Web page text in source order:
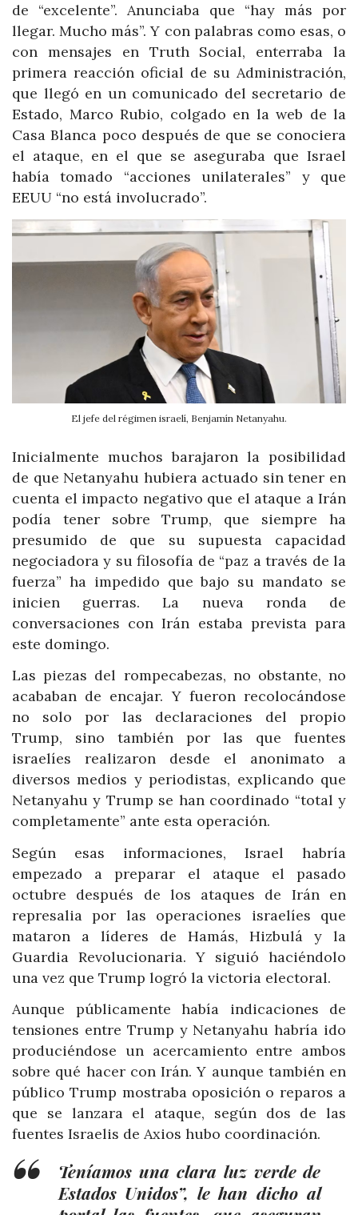
de “excelente”. Anunciaba que “hay más por
llegar. Mucho más”. Y con palabras como esas, o
con mensajes en Truth Social, enterraba la
primera reacción oficial de su Administración,
que llegó en un comunicado del secretario de
Estado, Marco Rubio, colgado en la web de la
Casa Blanca poco después de que se conociera
el ataque, en el que se aseguraba que Israel
había tomado “acciones unilaterales” y que
EEUU “no está involucrado”.
El jefe del régimen israelí, Benjamín Netanyahu.
Inicialmente muchos barajaron la posibilidad
de que Netanyahu hubiera actuado sin tener en
cuenta el impacto negativo que el ataque a Irán
podía tener sobre Trump, que siempre ha
presumido de que su supuesta capacidad
negociadora y su filosofía de “paz a través de la
fuerza” ha impedido que bajo su mandato se
inicien guerras. La nueva ronda de
conversaciones con Irán estaba prevista para
este domingo.
Las piezas del rompecabezas, no obstante, no
acababan de encajar. Y fueron recolocándose
no solo por las declaraciones del propio
Trump, sino también por las que fuentes
israelíes realizaron desde el anonimato a
diversos medios y periodistas, explicando que
Netanyahu y Trump se han coordinado “total y
completamente” ante esta operación.
Según esas informaciones, Israel habría
empezado a preparar el ataque el pasado
octubre después de los ataques de Irán en
represalia por las operaciones israelíes que
mataron a líderes de Hamás, Hizbulá y la
Guardia Revolucionaria. Y siguió haciéndolo
una vez que Trump logró la victoria electoral.
Aunque públicamente había indicaciones de
tensiones entre Trump y Netanyahu habría ido
produciéndose un acercamiento entre ambos
sobre qué hacer con Irán. Y aunque también en
público Trump mostraba oposición o reparos a
que se lanzara el ataque, según dos de las
fuentes Israelis de Axios hubo coordinación.
Teníamos una clara luz verde de
Estados Unidos”, le han dicho al